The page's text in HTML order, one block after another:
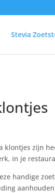
Stevia
klontjes zijn
in je
handige